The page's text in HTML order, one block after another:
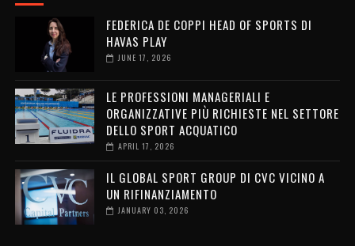
FEDERICA DE COPPI HEAD OF SPORTS DI
HAVAS PLAY
JUNE 17, 2026
LE PROFESSIONI MANAGERIALI E
ORGANIZZATIVE PIÙ RICHIESTE NEL SETTORE
DELLO SPORT ACQUATICO
APRIL 17, 2026
IL GLOBAL SPORT GROUP DI CVC VICINO A
UN RIFINANZIAMENTO
JANUARY 03, 2026